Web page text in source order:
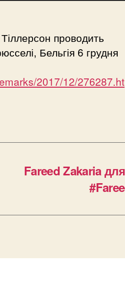
проводить
Бельгія 6 грудня
2017/12/276287.ht
Fareed Zakaria